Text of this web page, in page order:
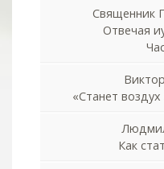
Священник
Отвечая
«Станет
Как